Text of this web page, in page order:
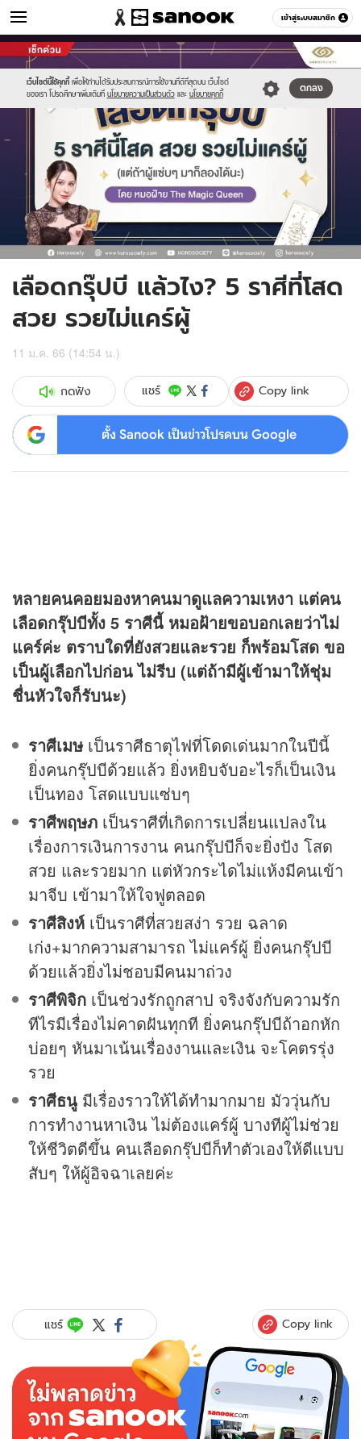
เข้าสู่ระบบสมาชิก
ดูดวง หมวดอื่นๆ
เว็บไซต์นี้ใช้คุกกี้ เพื่อให้ท่านได้รับประสบการณ์การใช้งานที่ดีที่สุดบน เว็บไซต์
ของเรา โปรดศึกษาเพิ่มเติมที่ นโยบายความเป็นส่วนตัว และ นโยบายคุกกี้
ตกลง
Sanook
//s.isanook.com/sr/0/images/logo-
new-
sanook.png
600
//s.isanook.com/ho/0/ud/48/244653/sanook_horoscope_socity(8).jpg
เลือดกรุ๊ปบี แล้วไง? 5 ราศีที่โสด
สวย รวยไม่แคร์ผู้
11 ม.ค. 66 (14:54 น.)
กดฟัง แชร์ Copy link
ตั้ง Sanook เป็นข่าวโปรดบน Google
หลายคนคอยมองหาคนมาดูแลความเหงา แต่คน
เลือดกรุ๊ปบีทั้ง 5 ราศีนี้ หมอฝ้ายขอบอกเลยว่าไม่
แคร์ค่ะ ตราบใดที่ยังสวยและรวย ก็พร้อมโสด ขอ
เป็นผู้เลือกไปก่อน ไม่รีบ (แต่ถ้ามีผู้เข้ามาให้ชุ่ม
ชื่นหัวใจก็รับนะ)
ราศีเมษ เป็นราศีธาตุไฟที่โดดเด่นมากในปีนี้
ยิ่งคนกรุ๊ปบีด้วยแล้ว ยิ่งหยิบจับอะไรก็เป็นเงิน
เป็นทอง โสดแบบแซ่บๆ
ราศีพฤษภ เป็นราศีที่เกิดการเปลี่ยนแปลงใน
เรื่องการเงินการงาน คนกรุ๊ปบีก็จะยิ่งปัง โสด
สวย และรวยมาก แต่หัวกระไดไม่แห้งมีคนเข้า
มาจีบ เข้ามาให้ใจฟูตลอด
ราศีสิงห์ เป็นราศีที่สวยสง่า รวย ฉลาด
เก่ง+มากความสามารถ ไม่แคร์ผู้ ยิ่งคนกรุ๊ปบี
ด้วยแล้วยิ่งไม่ชอบมีคนมาถ่วง
ราศีพิจิก เป็นช่วงรักถูกสาป จริงจังกับความรัก
ทีไรมีเรื่องไม่คาดฝันทุกที ยิ่งคนกรุ๊ปบีถ้าอกหัก
บ่อยๆ หันมาเน้นเรื่องงานและเงิน จะโคตรรุ่ง
รวย
ราศีธนู มีเรื่องราวให้ได้ทำมากมาย มัววุ่นกับ
การทำงานหาเงิน ไม่ต้องแคร์ผู้ บางทีผู้ไม่ช่วย
ให้ชีวิตดีขึ้น คนเลือดกรุ๊ปบีก็ทำตัวเองให้ดีแบบ
สับๆ ให้ผู้อิจฉาเลยค่ะ
แชร์ Copy link